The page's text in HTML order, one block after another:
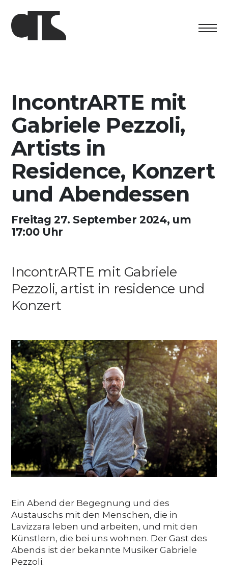
Ausstellung
Kulturelles Programm
Artists in Residence
Stiftung
Vermietung
Unterstützung
DE EN
IncontrARTE mit
Gabriele Pezzoli,
Artists in
Residence, Konzert
und Abendessen
Freitag 27. September 2024, um
17:00 Uhr
IncontrARTE mit Gabriele
Pezzoli, artist in residence und
Konzert
Ein Abend der Begegnung und des
Austauschs mit den Menschen, die in
Lavizzara leben und arbeiten, und mit den
Künstlern, die bei uns wohnen. Der Gast des
Abends ist der bekannte Musiker Gabriele
Pezzoli.